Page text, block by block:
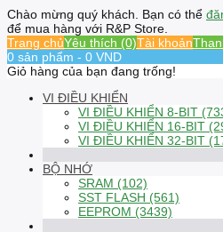
Chào mừng quý khách. Bạn có thể
để mua hàng với R&P Store.
Trang chủYêu thích (0)Tài khoản
0 sản phẩm - 0 VND
Giỏ hàng của bạn đang trống!
VI ĐIỀU KHIỂN
VI ĐIỀU KHIỂN 8-BIT
VI ĐIỀU KHIỂN 16-BIT
VI ĐIỀU KHIỂN 32-BIT
BỘ NHỚ
SRAM (102)
SST FLASH (561)
EEPROM (3439)